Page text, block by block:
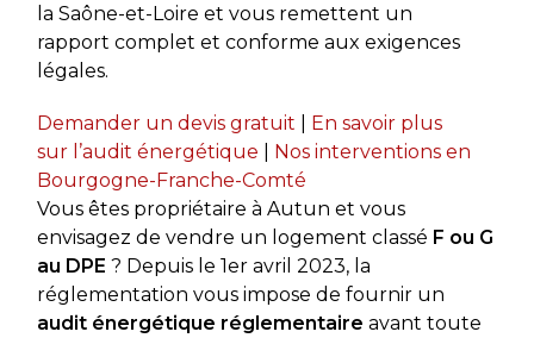
la Saône-et-Loire et vous remettent un
rapport complet et conforme aux exigences
légales.
Demander un devis gratuit
En savoir plus
sur l’audit énergétique
Nos interventions en
Bourgogne-Franche-Comté
Vous êtes propriétaire à Autun et vous
envisagez de vendre un logement classé F ou G
au DPE ? Depuis le 1er avril 2023, la
réglementation vous impose de fournir un
audit énergétique réglementaire avant toute